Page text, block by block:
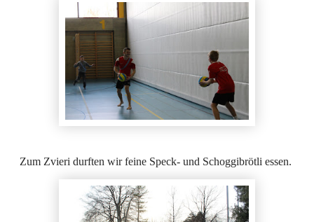
Zum Zvieri durften wir feine Speck- und Schoggibrötli essen.